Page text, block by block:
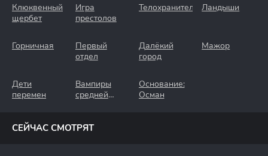
Клюквенный
щербет
Игра
престолов
Телохранители Ландыши
Горничная
Первый
отдел
Далёкий
город
Мажор
Дети
перемен
Вампиры
средней
Основание:
Осман
СЕЙЧАС СМОТРЯТ